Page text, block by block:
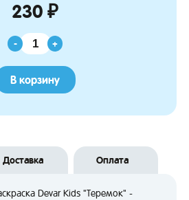
230 ₽
- +
В корзину
Доставка Оплата
Devar Kids "Теремок" -